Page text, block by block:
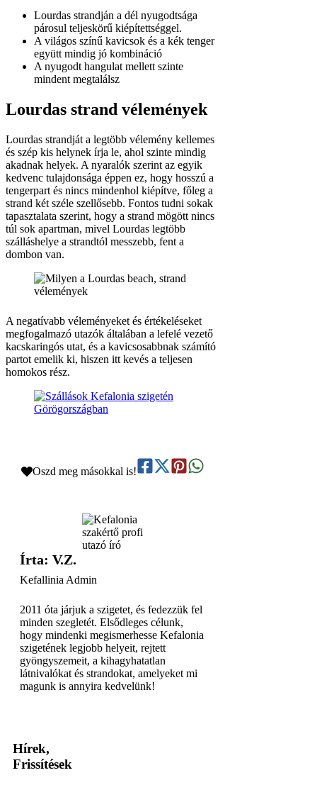
Lourdas strandján a dél nyugodtsága
párosul teljeskörű kiépítettséggel.
A világos színű kavicsok és a kék tenger
együtt mindig jó kombináció
A nyugodt hangulat mellett szinte
mindent megtalálsz
Lourdas strand vélemények
Lourdas strandját a legtöbb vélemény kellemes
és szép kis helynek írja le, ahol szinte mindig
akadnak helyek. A nyaralók szerint az egyik
kedvenc tulajdonsága éppen ez, hogy hosszú a
tengerpart és nincs mindenhol kiépítve, főleg a
strand két széle szellősebb. Fontos tudni sokak
tapasztalata szerint, hogy a strand mögött nincs
túl sok apartman, mivel Lourdas legtöbb
szálláshelye a strandtól messzebb, fent a
dombon van.
A negatívabb véleményeket és értékeléseket
megfogalmazó utazók általában a lefelé vezető
kacskaringós utat, és a kavicsosabbnak számító
partot emelik ki, hiszen itt kevés a teljesen
homokos rész.
Oszd meg másokkal is!
Írta: V.Z.
Kefallinia Admin
2011 óta járjuk a szigetet, és fedezzük fel
minden szegletét. Elsődleges célunk,
hogy mindenki megismerhesse Kefalonia
szigetének legjobb helyeit, rejtett
gyöngyszemeit, a kihagyhatatlan
látnivalókat és strandokat, amelyeket mi
magunk is annyira kedvelünk!
Hírek,
Frissítések